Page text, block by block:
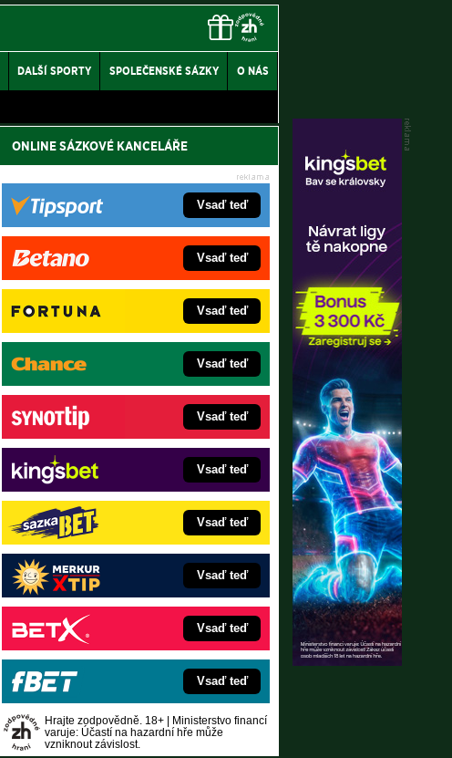
DALŠÍ SPORTY SPOLEČENSKÉ SÁZKY O NÁS
ONLINE SÁZKOVÉ KANCELÁŘE
Vsaď teď
Vsaď teď
Vsaď teď
Vsaď teď
Vsaď teď
Vsaď teď
Vsaď teď
Vsaď teď
Vsaď teď
Vsaď teď
Hrajte zodpovědně. 18+ | Ministerstvo financí
varuje: Účastí na hazardní hře může
vzniknout závislost.